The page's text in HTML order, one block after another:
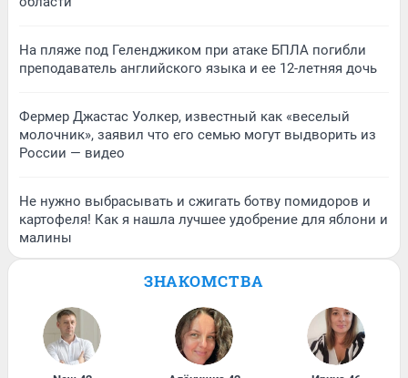
На пляже под Геленджиком при атаке БПЛА погибли
преподаватель английского языка и ее 12-летняя дочь
Фермер Джастас Уолкер, известный как «веселый
молочник», заявил что его семью могут выдворить из
России — видео
Не нужно выбрасывать и сжигать ботву помидоров и
картофеля! Как я нашла лучшее удобрение для яблони и
малины
ЗНАКОМСТВА